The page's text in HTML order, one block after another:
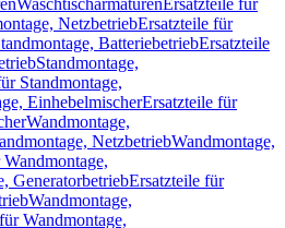
Waschtischarmaturen Ersatzteile für
NetzbetriebErsatzteile für
BatteriebetriebErsatzteile
Standmontage,
Standmontage,
EinhebelmischerErsatzteile für
Wandmontage,
NetzbetriebWandmontage,
GeneratorbetriebErsatzteile für
Wandmontage,
Wandmontage,